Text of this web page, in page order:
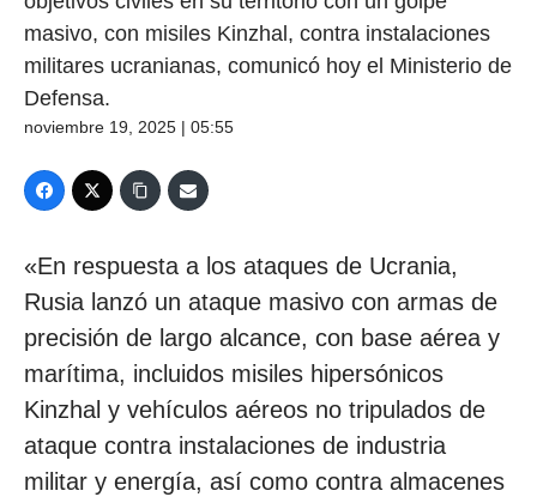
masivo, con misiles Kinzhal, contra instalaciones
militares ucranianas, comunicó hoy el Ministerio de
Defensa.
noviembre 19, 2025 | 05:55
«En respuesta a los ataques de Ucrania,
Rusia lanzó un ataque masivo con armas de
precisión de largo alcance, con base aérea y
marítima, incluidos misiles hipersónicos
Kinzhal y vehículos aéreos no tripulados de
ataque contra instalaciones de industria
militar y energía, así como contra almacenes